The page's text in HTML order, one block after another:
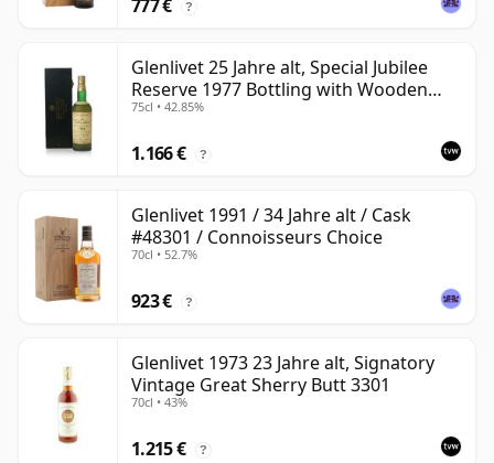
777 € ?
Glenlivet 25 Jahre alt, Special Jubilee
Reserve 1977 Bottling with Wooden
Case
75cl • 42.85%
1.166 € ?
Glenlivet 1991 / 34 Jahre alt / Cask
#48301 / Connoisseurs Choice
70cl • 52.7%
923 € ?
Glenlivet 1973 23 Jahre alt, Signatory
Vintage Great Sherry Butt 3301
70cl • 43%
1.215 € ?